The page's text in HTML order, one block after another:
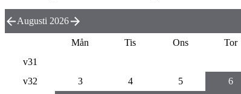
Augusti 2026
Mån Tis Ons Tor
v31
v32
3 4 5 6